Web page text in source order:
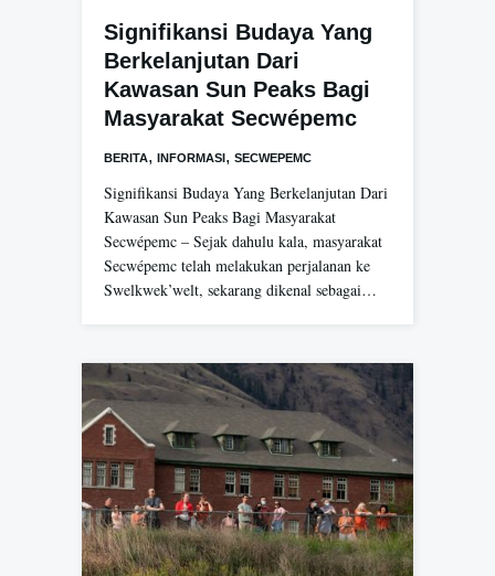
Signifikansi Budaya Yang
Berkelanjutan Dari
Kawasan Sun Peaks Bagi
Masyarakat Secwépemc
BERITA, INFORMASI , SECWEPEMC
Signifikansi Budaya Yang Berkelanjutan Dari
Kawasan Sun Peaks Bagi Masyarakat
Secwépemc – Sejak dahulu kala, masyarakat
Secwépemc telah melakukan perjalanan ke
Swelkwek’welt, sekarang dikenal sebagai…